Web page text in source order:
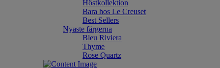
Höstkollektion
Bara hos Le Creuset
Best Sellers
Nyaste färgerna
Bleu Riviera
Thyme
Rose Quartz